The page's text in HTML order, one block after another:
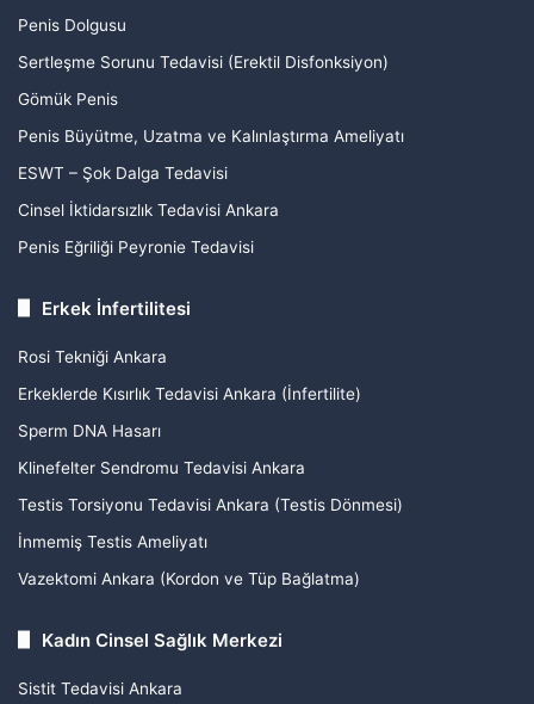
Penis Dolgusu
Sertleşme Sorunu Tedavisi (Erektil Disfonksiyon)
Gömük Penis
Penis Büyütme, Uzatma ve Kalınlaştırma Ameliyatı
ESWT – Şok Dalga Tedavisi
Cinsel İktidarsızlık Tedavisi Ankara
Penis Eğriliği Peyronie Tedavisi
Erkek İnfertilitesi
Rosi Tekniği Ankara
Erkeklerde Kısırlık Tedavisi Ankara (İnfertilite)
Sperm DNA Hasarı
Klinefelter Sendromu Tedavisi Ankara
Testis Torsiyonu Tedavisi Ankara (Testis Dönmesi)
İnmemiş Testis Ameliyatı
Vazektomi Ankara (Kordon ve Tüp Bağlatma)
Kadın Cinsel Sağlık Merkezi
Sistit Tedavisi Ankara